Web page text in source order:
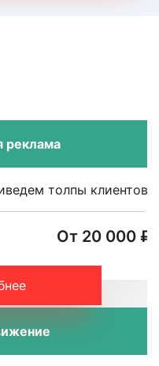
реклама
толпы клиентов.
От 20 000 ₽